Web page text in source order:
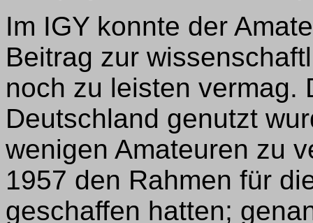
Im IGY konnte der
Beitrag zur
noch zu leisten vermag.
Deutschland genutzt
wenigen Amateuren zu
1957 den Rahmen für
geschaffen hatten;